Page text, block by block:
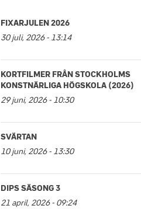
FIXARJULEN 2026
30 juli, 2026 - 13:14
KORTFILMER FRÅN STOCKHOLMS
KONSTNÄRLIGA HÖGSKOLA (2026)
29 juni, 2026 - 10:30
SVÄRTAN
10 juni, 2026 - 13:30
DIPS SÄSONG 3
21 april, 2026 - 09:24